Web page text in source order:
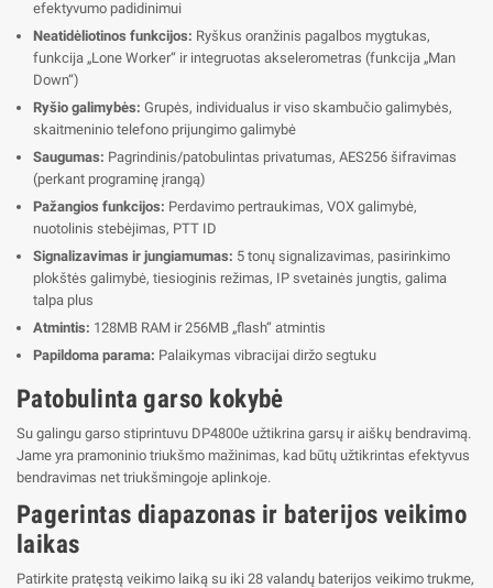
efektyvumo padidinimui
Neatidėliotinos funkcijos: Ryškus oranžinis pagalbos mygtukas,
funkcija „Lone Worker“ ir integruotas akselerometras (funkcija „Man
Down“)
Ryšio galimybės: Grupės, individualus ir viso skambučio galimybės,
skaitmeninio telefono prijungimo galimybė
Saugumas: Pagrindinis/patobulintas privatumas, AES256 šifravimas
(perkant programinę įrangą)
Pažangios funkcijos: Perdavimo pertraukimas, VOX galimybė,
nuotolinis stebėjimas, PTT ID
Signalizavimas ir jungiamumas: 5 tonų signalizavimas, pasirinkimo
plokštės galimybė, tiesioginis režimas, IP svetainės jungtis, galima
talpa plus
Atmintis: 128MB RAM ir 256MB „flash“ atmintis
Papildoma parama: Palaikymas vibracijai diržo segtuku
Patobulinta garso kokybė
Su galingu garso stiprintuvu DP4800e užtikrina garsų ir aiškų bendravimą.
Jame yra pramoninio triukšmo mažinimas, kad būtų užtikrintas efektyvus
bendravimas net triukšmingoje aplinkoje.
Pagerintas diapazonas ir baterijos veikimo
laikas
Patirkite pratęstą veikimo laiką su iki 28 valandų baterijos veikimo trukme,